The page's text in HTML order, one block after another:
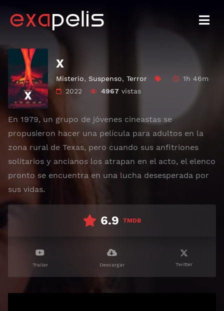
X
Misterio, Suspenso, Terror
1h 46m
2022
4967 vistas
En 1979, un grupo de jóvenes cineastas se
propusieron hacer una película para adultos en la
zona rural de Texas, pero cuando sus anfitriones
solitarios y ancianos los atrapan en el acto, el elenco
pronto se encuentra en una lucha desesperada por
sus vidas.
6.9 TMDB
Trailer Descargar Twitter